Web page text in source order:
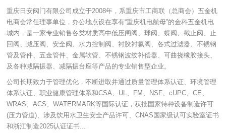
重庆日安阀门有限公司成立于2008年，系重庆市工商联（总商会）五金机
电商会常任理事单位，办公地点设在享有“重庆机电航母”的金科五金机电
城内，是一家专业销售各类材质高中低压闸阀、球阀、蝶阀、截止阀、止
回阀、减压阀、安全阀、水力控制阀、衬胶衬氟阀、各式过滤器、不锈钢
管及管件、五金管件、金属软管、不锈钢波纹补偿器、可曲挠橡胶接头、
及各种减隔振器、减隔振台座等产品的专业销售型企业。
公司长期致力于管理优化，不断进取并通过质量管理体系认证、环境管理
体系认证、职业健康管理体系和CSA、UL、FM、NSF、cUPC、CE、
WRAS、ACS、WATERMARK等国际认证，获批国家特种设备制造许可
(压力管道)、涉及饮用水卫生安全产品许可、CNAS国家级认可实验室证书
和浙江制造2025认证证书...